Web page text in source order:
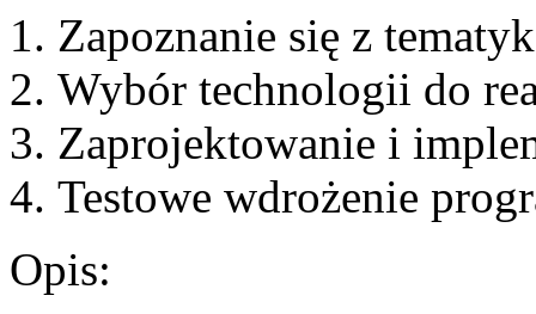
Zapoznanie się z
Wybór technologii do
Zaprojektowanie i
Testowe wdrożenie
Opis: